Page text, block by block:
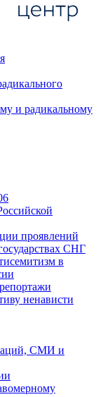
и радикальному
проявлений
СНГ
в
ненависти
СМИ и